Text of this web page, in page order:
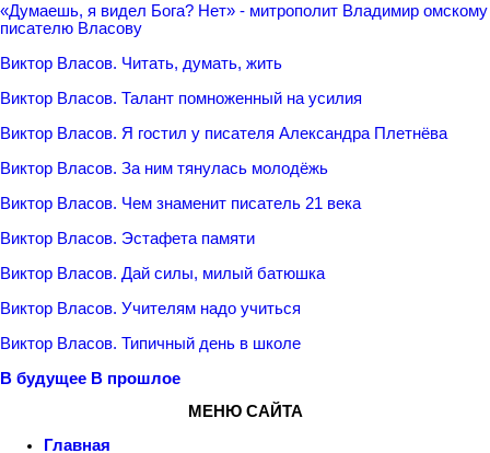
«Думаешь, я видел Бога? Нет» - митрополит Владимир омскому
писателю Власову
Виктор Власов. Читать, думать, жить
Виктор Власов. Талант помноженный на усилия
Виктор Власов. Я гостил у писателя Александра Плетнёва
Виктор Власов. За ним тянулась молодёжь
Виктор Власов. Чем знаменит писатель 21 века
Виктор Власов. Эстафета памяти
Виктор Власов. Дай силы, милый батюшка
Виктор Власов. Учителям надо учиться
Виктор Власов. Типичный день в школе
В будущее В прошлое
МЕНЮ САЙТА
Главная